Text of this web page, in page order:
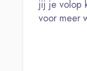
jij je volop
voor meer